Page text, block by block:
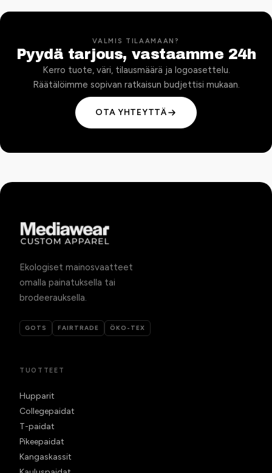
VALMIS TILAAMAAN?
Pyydä tarjous, vastaamme 24h
Kerro tuote, väri, tilausmäärä ja logoasettelu.
Räätälöimme sopivan ratkaisun budjettisi mukaan.
OTA YHTEYTTÄ
Ekologiset mainosvaatteet
omalla painatuksella tai
brodeerauksella.
GOTS FAIRTRADE ÖKO-TEX
TUOTTEET
Hupparit
Collegepaidat
T-paidat
Pikeepaidat
Kangaskassit